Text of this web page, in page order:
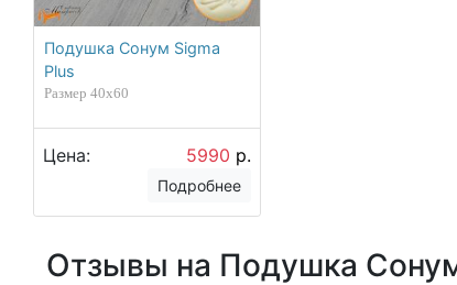
Подушка Сонум Sigma
Plus
Размер 40х60
Цена: 5990 р.
Подробнее
Отзывы на Подушка